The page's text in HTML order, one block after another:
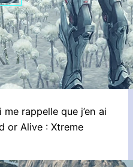
rappelle que j’en ai
or Alive : Xtreme